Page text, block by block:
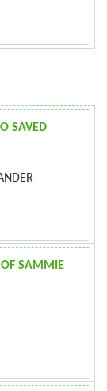
SAVED
SAMMIE